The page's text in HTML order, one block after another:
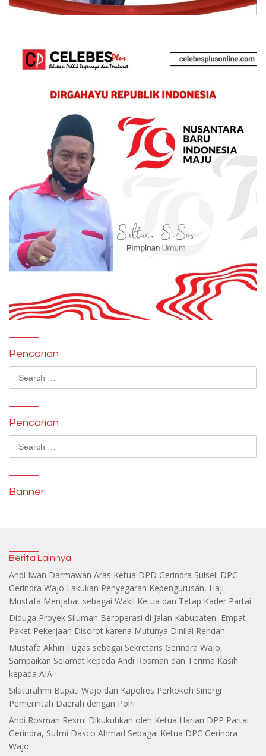
Pencarian
Search
for:
Pencarian
Search
for:
Banner
Berita Lainnya
Andi Iwan Darmawan Aras Ketua DPD Gerindra Sulsel: DPC
Gerindra Wajo Lakukan Penyegaran Kepengurusan, Haji
Mustafa Menjabat sebagai Wakil Ketua dan Tetap Kader Partai
Diduga Proyek Siluman Beroperasi di Jalan Kabupaten, Empat
Paket Pekerjaan Disorot karena Mutunya Dinilai Rendah
Mustafa Akhiri Tugas sebagai Sekretaris Gerindra Wajo,
Sampaikan Selamat kepada Andi Rosman dan Terima Kasih
kepada AIA
Silaturahmi Bupati Wajo dan Kapolres Perkokoh Sinergi
Pemerintah Daerah dengan Polri
Andi Rosman Resmi Dikukuhkan oleh Ketua Harian DPP Partai
Gerindra, Sufmi Dasco Ahmad Sebagai Ketua DPC Gerindra
Wajo